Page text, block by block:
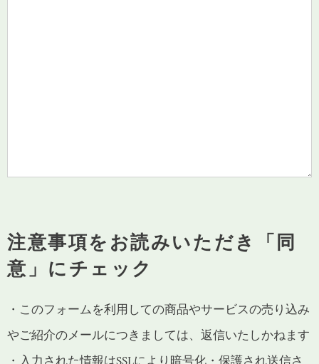
注意事項をお読みいただき「同
意」にチェック
・このフォームを利用しての商品やサービスの売り込み
やご紹介のメールにつきましては、返信いたしかねます